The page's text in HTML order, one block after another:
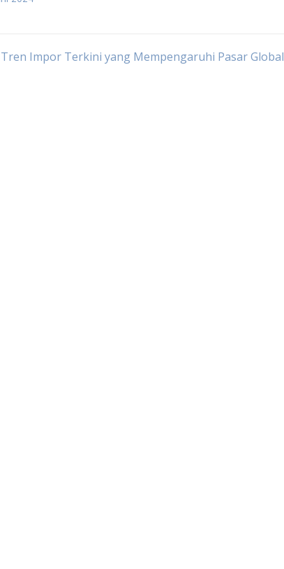
Tren Impor Terkini yang Mempengaruhi Pasar Global